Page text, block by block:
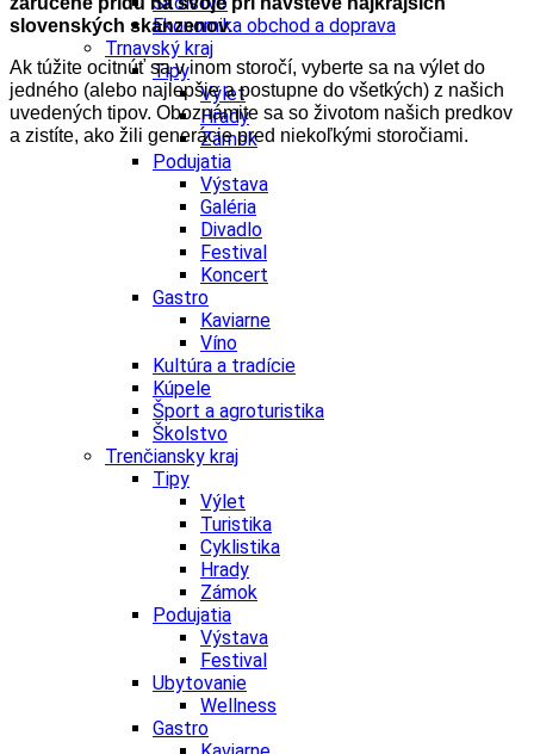
Ekonomika obchod a doprava
Trnavský kraj
Tipy
Výlet
Hrady
Zámok
Podujatia
Výstava
Galéria
Divadlo
Festival
Koncert
Gastro
Kaviarne
Víno
Kultúra a tradície
Kúpele
Šport a agroturistika
Školstvo
Trenčiansky kraj
Tipy
Výlet
Turistika
Cyklistika
Hrady
Zámok
Podujatia
Výstava
Festival
Ubytovanie
Wellness
Gastro
slovenských skanzenov.
Ak túžite ocitnúť sa v inom storočí, vyberte sa na výlet do
jedného (alebo najlepšie a postupne do všetkých) z našich
uvedených tipov. Oboznámite sa so životom našich predkov
a zistíte, ako žili generácie pred niekoľkými storočiami.